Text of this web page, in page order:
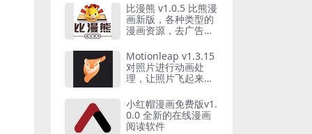
比漫熊 v1.0.5 比熊漫
画新版，各种类型的
漫画资源，去广告纯
Motionleap v1.3.15
对照片进行动画处
理，让照片飞起来，
小红帽漫画免费版v1.
0.0 全新的在线漫画
阅读软件